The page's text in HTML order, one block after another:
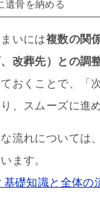
遺骨を納める
いには複数の関
改葬先）との調
おくことで、「
、スムーズに進
流れについては
ます。
礎知識と全体の